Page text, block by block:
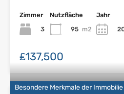
Zimmer
3
Nutzfläche
95 m2
Jahr
₤137,500
Besondere Merkmale der Immobilie